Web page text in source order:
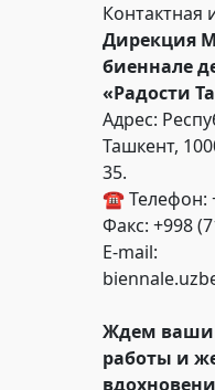
Контактная
Дирекция
биеннале
«Радости
Адрес:
Ташкент,
35.
☎️ Телефон:
Факс: +998
E-mail:
Ждем ваши
работы и